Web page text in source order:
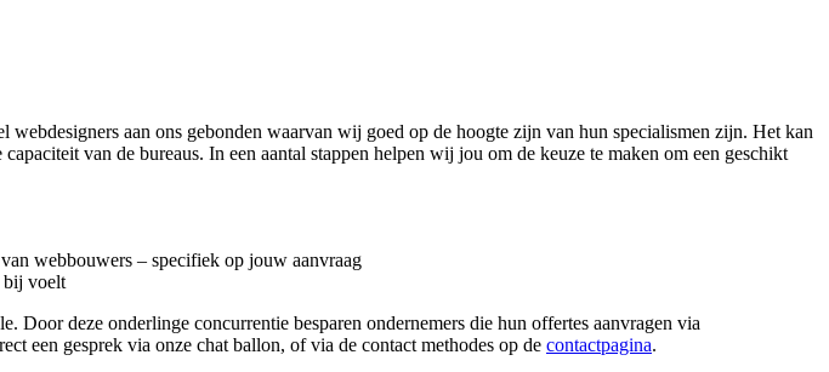
webdesigners aan ons gebonden waarvan wij goed op de hoogte zijn van hun specialismen zijn. Het kan
van de bureaus. In een aantal stappen helpen wij jou om de keuze te maken om een geschikt
webbouwers – specifiek op jouw aanvraag
bij voelt
deze onderlinge concurrentie besparen ondernemers die hun offertes aanvragen via
een gesprek via onze chat ballon, of via de contact methodes op de contactpagina.